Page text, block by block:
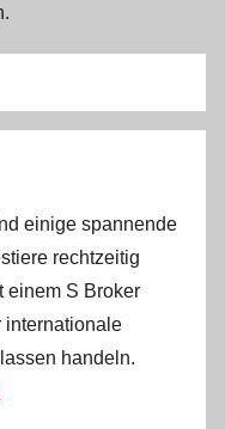
einige spannende
rechtzeitig
einem S Broker
internationale
handeln.